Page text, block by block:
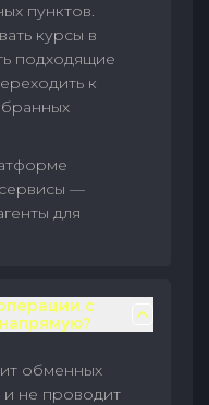
пунктов.
курсы в
подходящие
к
—
для
с
обменных
не проводит